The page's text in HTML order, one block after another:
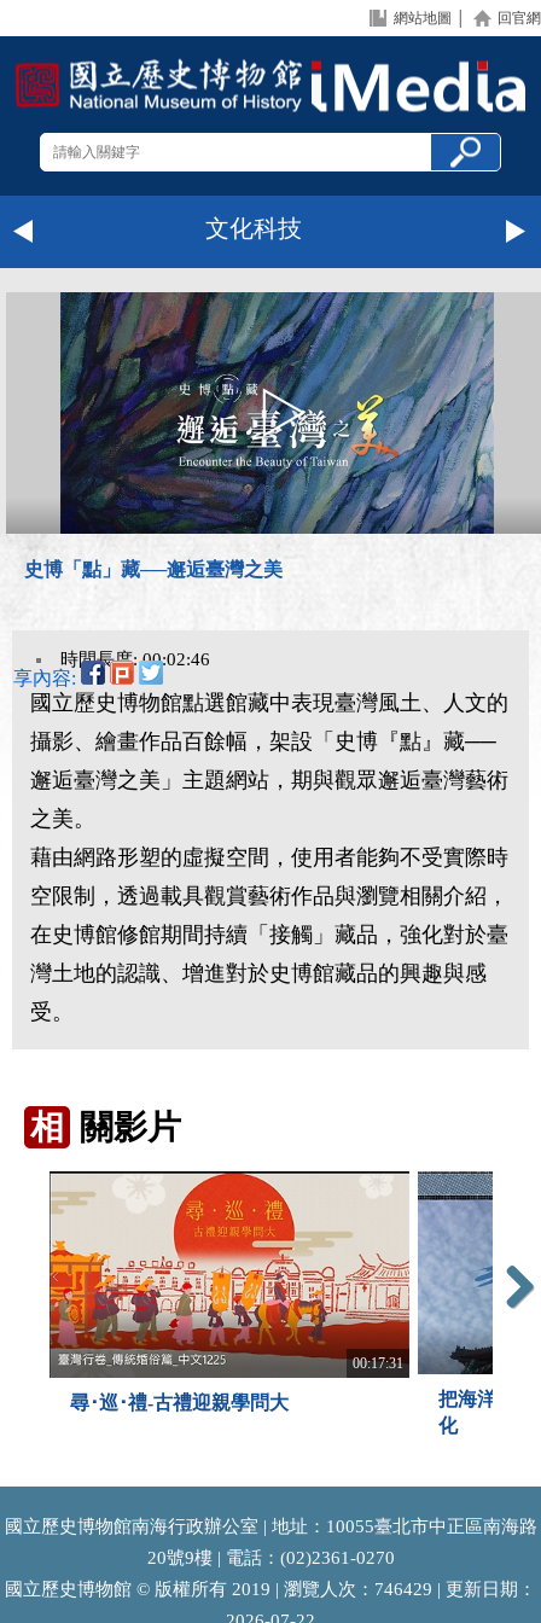
網站地圖 回官網
文化科技
史博「點」藏──邂逅臺灣之美
時間長度: 00:02:46
享內容:
國立歷史博物館點選館藏中表現臺灣風土、人文的
攝影、繪畫作品百餘幅，架設「史博『點』藏──
邂逅臺灣之美」主題網站，期與觀眾邂逅臺灣藝術
之美。
藉由網路形塑的虛擬空間，使用者能夠不受實際時
空限制，透過載具觀賞藝術作品與瀏覽相關介紹，
在史博館修館期間持續「接觸」藏品，強化對於臺
灣土地的認識、增進對於史博館藏品的興趣與感
受。
相 關影片
00:17:31
尋･巡･禮-古禮迎親學問大
把海洋穿在
化
國立歷史博物館南海行政辦公室 | 地址：10055臺北市中正區南海路
20號9樓 | 電話：(02)2361-0270
國立歷史博物館 © 版權所有 2019 | 瀏覽人次：746429 | 更新日期：